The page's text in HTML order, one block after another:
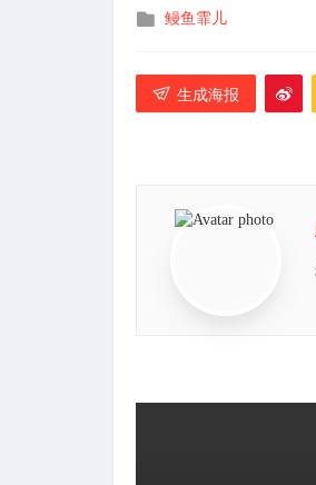
发
鳗鱼霏儿
生成海报